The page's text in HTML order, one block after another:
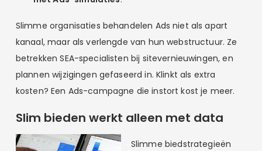
Slimme organisaties behandelen Ads niet als apart
kanaal, maar als verlengde van hun webstructuur. Ze
betrekken SEA-specialisten bij sitevernieuwingen, en
plannen wijzigingen gefaseerd in. Klinkt als extra
kosten? Een Ads-campagne die instort kost je meer.
Slim bieden werkt alleen met data
Slimme biedstrategieën